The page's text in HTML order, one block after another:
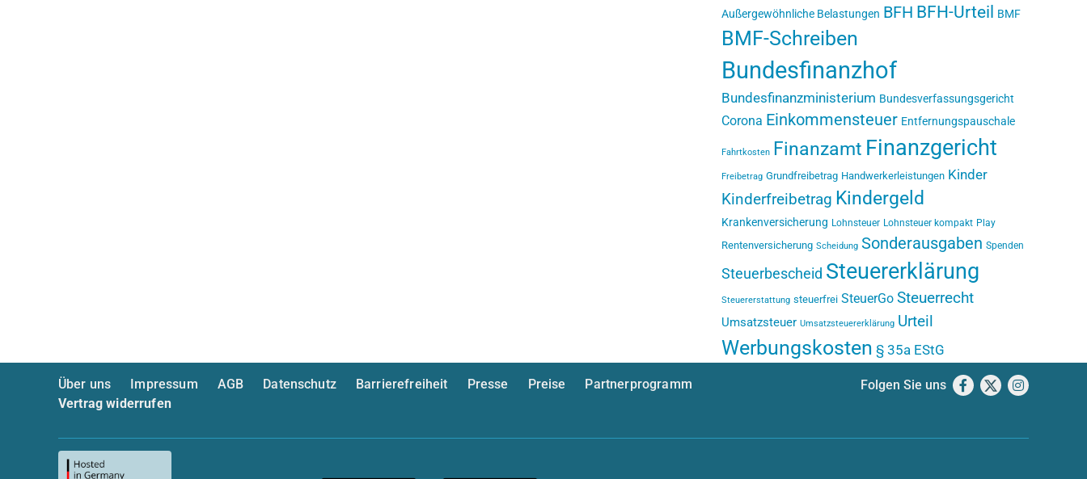
Außergewöhnliche Belastungen BFH BFH-Urteil BMF
BMF-Schreiben
Bundesfinanzhof
Bundesfinanzministerium Bundesverfassungsgericht
Corona Einkommensteuer Entfernungspauschale
Fahrtkosten Finanzamt Finanzgericht
Freibetrag Grundfreibetrag Handwerkerleistungen Kinder
Kinderfreibetrag Kindergeld
Krankenversicherung Lohnsteuer Lohnsteuer kompakt Play
Rentenversicherung Scheidung Sonderausgaben Spenden
Steuerbescheid Steuererklärung
Steuererstattung steuerfrei SteuerGo Steuerrecht
Umsatzsteuer Umsatzsteuererklärung Urteil
Werbungskosten § 35a EStG
Über uns Impressum AGB Datenschutz Barrierefreiheit Presse Preise
Partnerprogramm
Vertrag widerrufen
Folgen Sie uns Facebook
X Instagram